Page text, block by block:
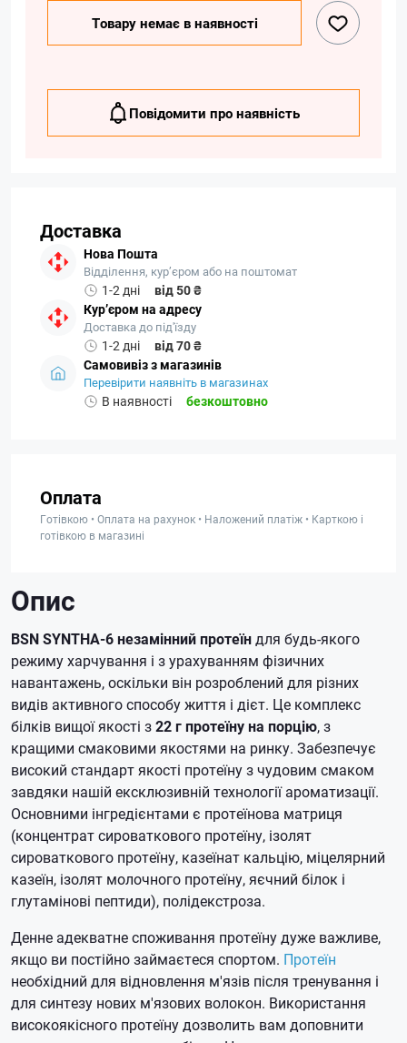
Товару немає в наявності
Повідомити про наявність
Доставка
Нова Пошта
Відділення, кур’єром або на поштомат
1-2 дні
від 50 ₴
Кур’єром на адресу
Доставка до під'їзду
1-2 дні
від 70 ₴
Самовивіз з магазинів
Перевірити наявніть в магазинах
В наявності безкоштовно
Оплата
Готівкою • Оплата на рахунок • Наложений платіж • Карткою і
готівкою в магазині
Опис
BSN SYNTHA-6 незамінний протеїндля будь-якого
режиму харчування і з урахуванням фізичних
навантажень, оскільки він розроблений для різних
видів активного способу життя і дієт. Це комплекс
білків вищої якості з22 г протеїну на порцію, з
кращими смаковими якостями на ринку. Забезпечує
високий стандарт якості протеїну з чудовим смаком
завдяки нашій ексклюзивній технології ароматизації.
Основними інгредієнтами є протеїнова матриця
(концентрат сироваткового протеїну, ізолят
сироваткового протеїну, казеїнат кальцію, міцелярний
казеїн, ізолят молочного протеїну, яєчний білок і
глутамінові пептиди), полідекстроза.
Денне адекватне споживання протеїну дуже важливе,
якщо ви постійно займаєтеся спортом. Протеїн
необхідний для відновлення м'язів після тренування і
для синтезу нових м'язових волокон. Використання
високоякісного протеїну дозволить вам доповнити